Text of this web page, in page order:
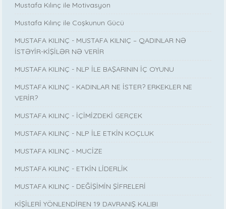
Mustafa Kılınç ile Motivasyon
Mustafa Kılınç ile Coşkunun Gücü
MUSTAFA KILINÇ - MUSTAFA KILNIÇ – QADINLAR NƏ
İSTƏYİR-KİŞİLƏR NƏ VERİR
MUSTAFA KILINÇ - NLP İLE BAŞARININ İÇ OYUNU
MUSTAFA KILINÇ - KADINLAR NE İSTER? ERKEKLER NE
VERİR?
MUSTAFA KILINÇ - İÇİMİZDEKİ GERÇEK
MUSTAFA KILINÇ - NLP İLE ETKİN KOÇLUK
MUSTAFA KILINÇ - MUCİZE
MUSTAFA KILINÇ - ETKİN LİDERLİK
MUSTAFA KILINÇ - DEĞİŞİMİN ŞİFRELERİ
KİŞİLERİ YÖNLENDİREN 19 DAVRANIŞ KALIBI